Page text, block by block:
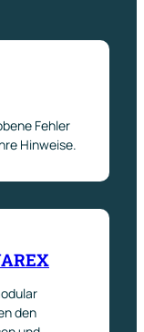
Fehler
Hinweise.
den